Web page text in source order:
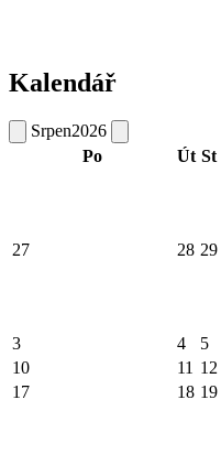
Kalendář
Srpen2026
Po
Út St
27 28 29
3 4 5
10
11 12
17
18 19